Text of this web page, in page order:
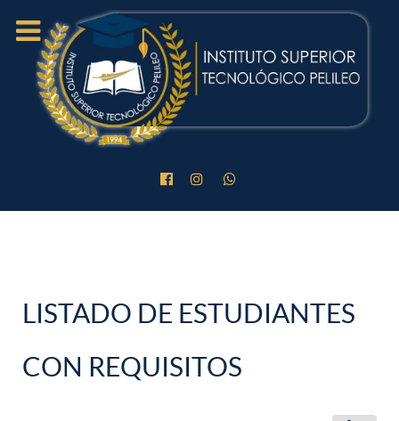
LISTADO DE ESTUDIANTES
CON REQUISITOS